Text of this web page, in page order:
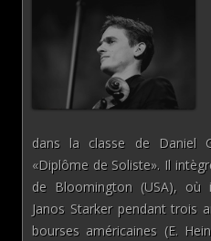
dans la classe de Daniel
«Diplôme de Soliste». Il
de Bloomington (USA), où
Janos Starker pendant trois
bourses américaines (E.